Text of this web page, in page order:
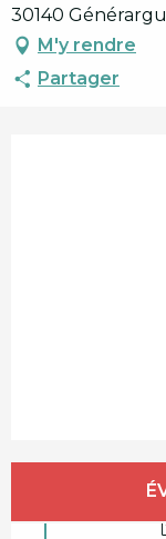
30140
M'y rendre
Partager
Ouverture